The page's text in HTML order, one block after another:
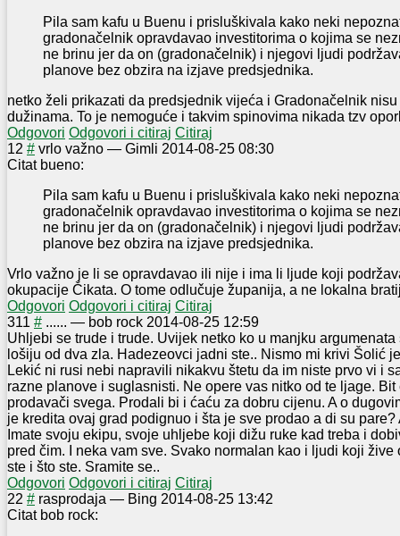
Pila sam kafu u Buenu i prisluškivala kako neki
gradonačelnik opravdavao investitorima o kojima se
ne brinu jer da on (gradonačelnik) i njegovi ljudi
planove bez obzira na izjave predsjednika.
netko želi prikazati da predsjednik vijeća i Gradonačelnik
dužinama. To je nemoguće i takvim spinovima nikada tzv
Odgovori Odgovori i citiraj Citiraj
12 # vrlo važno — Gimli 2014-08-25 08:30
Citat bueno:
Pila sam kafu u Buenu i prisluškivala kako neki
gradonačelnik opravdavao investitorima o kojima se
ne brinu jer da on (gradonačelnik) i njegovi ljudi
planove bez obzira na izjave predsjednika.
Vrlo važno je li se opravdavao ili nije i ima li ljude koji
okupacije Čikata. O tome odlučuje županija, a ne lokalna
Odgovori Odgovori i citiraj Citiraj
311 # ...... — bob rock 2014-08-25 12:59
Uhljebi se trude i trude. Uvijek netko ko u manjku
lošiju od dva zla. Hadezeovci jadni ste.. Nismo mi krivi Šolić
Lekić ni rusi nebi napravili nikakvu štetu da im niste prvo vi i
razne planove i suglasnisti. Ne opere vas nitko od te ljage.
prodavači svega. Prodali bi i ćaću za dobru cijenu. A o
je kredita ovaj grad podignuo i šta je sve prodao a di su
Imate svoju ekipu, svoje uhljebe koji dižu ruke kad treba i
pred čim. I neka vam sve. Svako normalan kao i ljudi koji žive
ste i što ste. Sramite se..
Odgovori Odgovori i citiraj Citiraj
22 # rasprodaja — Bing 2014-08-25 13:42
Citat bob rock: